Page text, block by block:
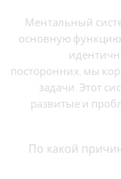
Ментальный
основную
посторонних, мы
задачи. Этот
развитые и
По какой